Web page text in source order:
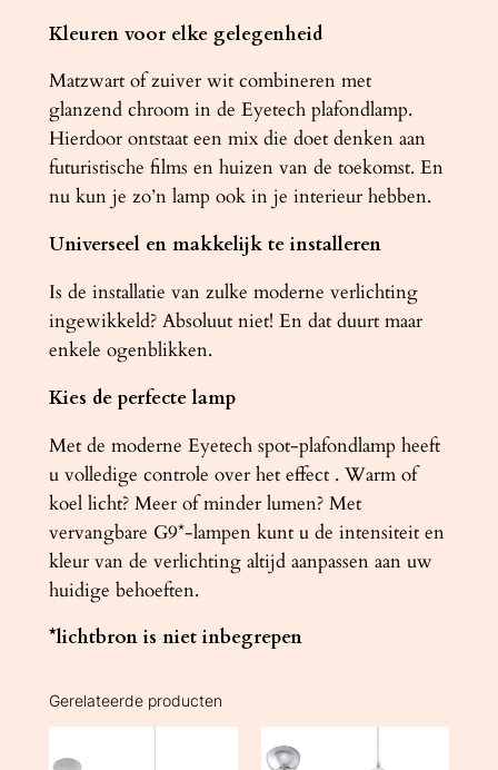
Kleuren voor elke gelegenheid
Matzwart of zuiver wit combineren met
glanzend chroom in de Eyetech plafondlamp.
Hierdoor ontstaat een mix die doet denken aan
futuristische films en huizen van de toekomst. En
nu kun je zo’n lamp ook in je interieur hebben.
Universeel en makkelijk te installeren
Is de installatie van zulke moderne verlichting
ingewikkeld? Absoluut niet! En dat duurt maar
enkele ogenblikken.
Kies de perfecte lamp
Met de moderne Eyetech spot-plafondlamp heeft
u volledige controle over het effect . Warm of
koel licht? Meer of minder lumen? Met
vervangbare G9*-lampen kunt u de intensiteit en
kleur van de verlichting altijd aanpassen aan uw
huidige behoeften.
*lichtbron is niet inbegrepen
Gerelateerde producten